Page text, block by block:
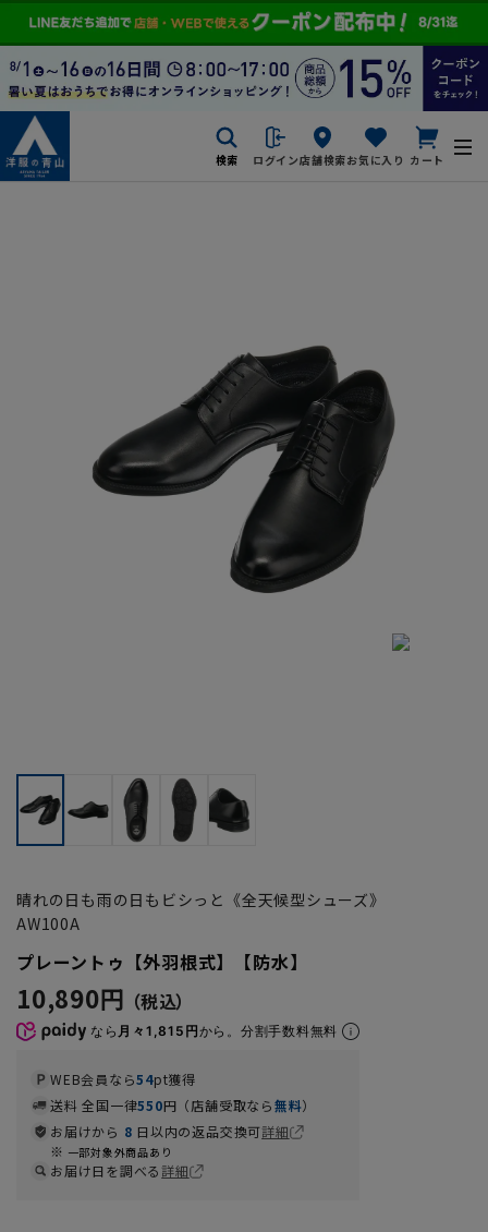
検索 ログイン店舗検索お気に入り カート
晴れの日も雨の日もビシっと《全天候型シューズ》
AW100A
プレーントゥ【外羽根式】【防水】
10,890円
なら 月々1,815円から。分割手数料無料
WEB会員なら54pt獲得
送料 全国一律550円（店舗受取なら無料）
お届けから 8 日以内の返品交換可詳細
一部対象外商品あり
お届け日を調べる詳細